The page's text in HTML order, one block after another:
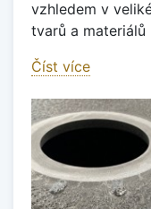
vzhledem v
tvarů a materiálů
Číst více